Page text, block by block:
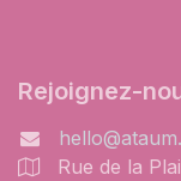
Rejoignez-
Rue de la